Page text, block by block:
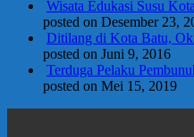
Wisata Edukasi Susu
posted on Desember 23,
Ditilang di Kota Batu,
posted on Juni 9, 2016
Terduga Pelaku
posted on Mei 15, 2019